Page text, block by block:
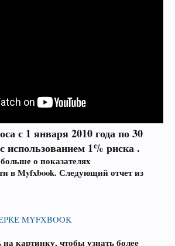
с 1 января 2010 года по 30
использованием 1% риска .
о показателях
в Myfxbook. Следующий отчет из
MYFXBOOK
картинку, чтобы узнать более